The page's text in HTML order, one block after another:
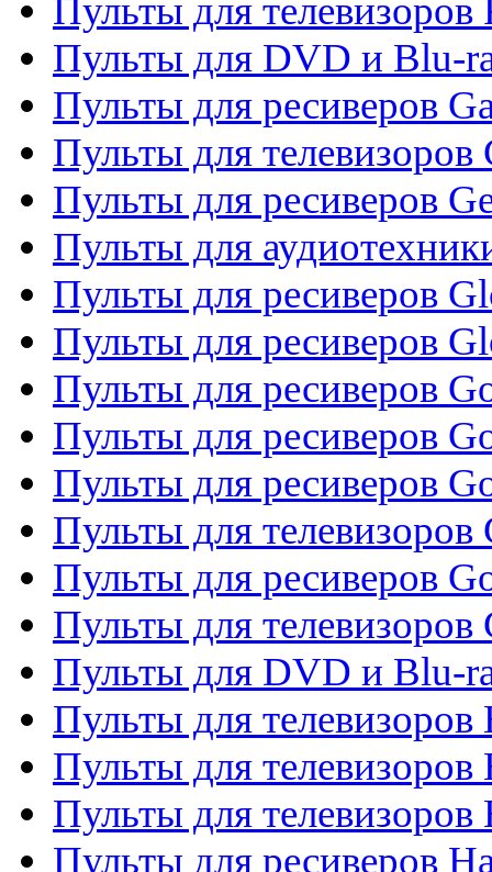
Пульты для телевизоров
Пульты для DVD и Blu-
Пульты для ресиверов
Пульты для телевизоров
Пульты для ресиверов
Пульты для
Пульты для ресиверов
Пульты для ресиверов
Пульты для ресиверов
Пульты для ресиверов
Пульты для ресиверов
Пульты для телевизоров
Пульты для ресиверов
Пульты для телевизоров
Пульты для DVD и Blu-
Пульты для телевизоров
Пульты для телевизоров
Пульты для
Пульты для ресиверов